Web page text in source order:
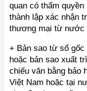
quan có thẩm
thành lập xác nhận
thương mại từ nước
+ Bản sao từ sổ
hoặc bản sao xuất
chiếu văn bằng bảo
Việt Nam hoặc tại